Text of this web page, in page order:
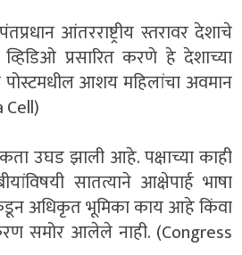
आंतरराष्ट्रीय स्तरावर देशाचे
प्रसारित करणे हे देशाच्या
आशय महिलांचा अवमान
उघड झाली आहे. पक्षाच्या काही
सातत्याने आक्षेपार्ह भाषा
अधिकृत भूमिका काय आहे किंवा
समोर आलेले नाही. (Congress